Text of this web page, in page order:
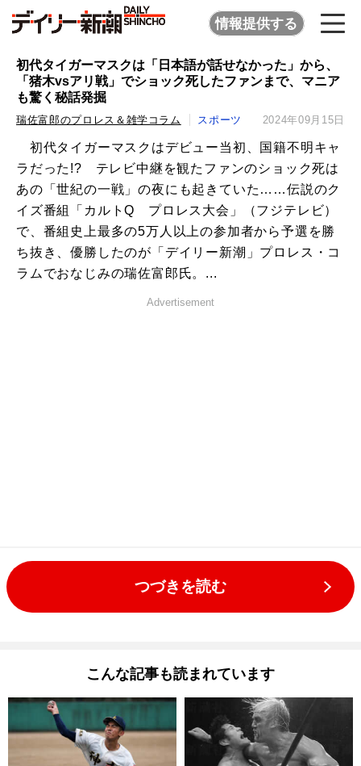
情報提供する
初代タイガーマスクは「日本語が話せなかった」から、
「猪木vsアリ戦」でショック死したファンまで、マニア
も驚く秘話発掘
瑞佐富郎のプロレス＆雑学コラム スポーツ 2024年09月15日
初代タイガーマスクはデビュー当初、国籍不明キャ
ラだった!? テレビ中継を観たファンのショック死は
あの「世紀の一戦」の夜にも起きていた……伝説のク
イズ番組「カルトQ プロレス大会」（フジテレビ）
で、番組史上最多の5万人以上の参加者から予選を勝
ち抜き、優勝したのが「デイリー新潮」プロレス・コ
ラムでおなじみの瑞佐富郎氏。...
Advertisement
つづきを読む
こんな記事も読まれています